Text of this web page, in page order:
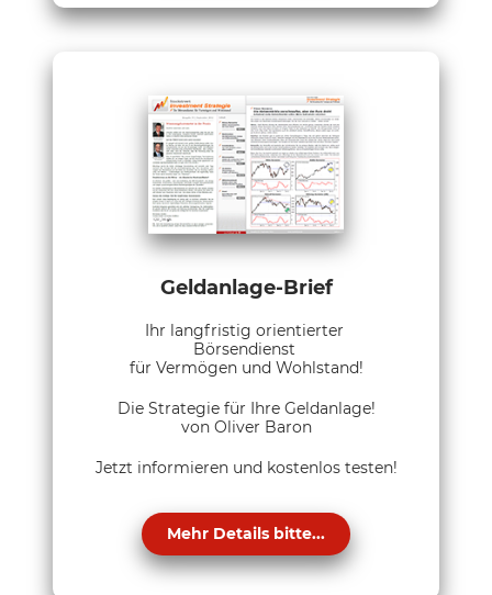
Geldanlage-Brief
Ihr langfristig orientierter
Börsendienst
für Vermögen und Wohlstand!
Die Strategie für Ihre Geldanlage!
von Oliver Baron
Jetzt informieren und kostenlos testen!
Mehr Details bitte...